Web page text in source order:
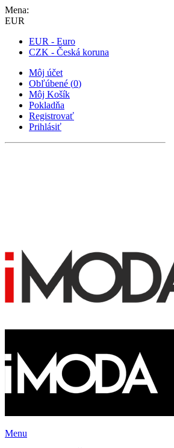
Mena:
EUR
EUR - Euro
CZK - Česká koruna
Môj účet
Obľúbené (0)
Môj Košík
Pokladňa
Registrovať
Prihlásiť
Menu